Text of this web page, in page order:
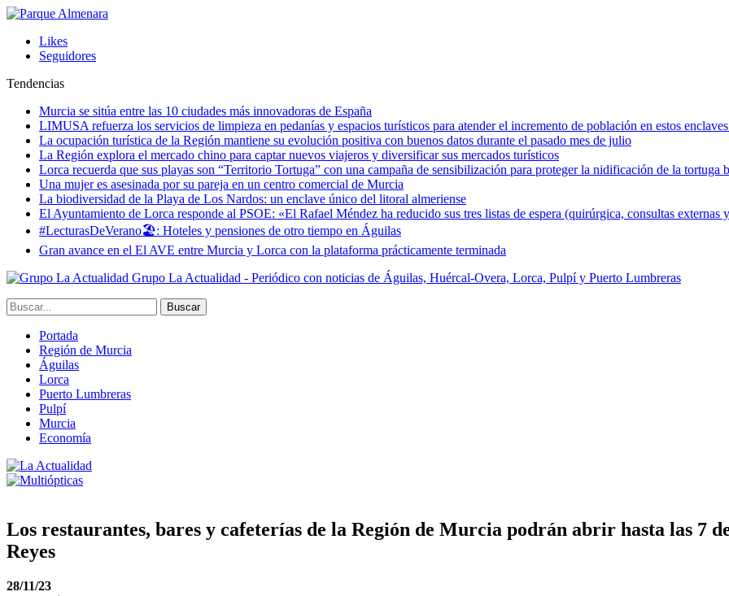
Likes
Seguidores
Tendencias
Murcia se sitúa entre las 10 ciudades más innovadoras de España
LIMUSA refuerza los servicios de limpieza en pedanías y espacios turísticos para atender el incremento de población en estos
La ocupación turística de la Región mantiene su evolución positiva con buenos datos durante el pasado mes de julio
La Región explora el mercado chino para captar nuevos viajeros y diversificar sus mercados turísticos
Lorca recuerda que sus playas son “Territorio Tortuga” con una campaña de sensibilización para proteger la nidificación de la tortuga
Una mujer es asesinada por su pareja en un centro comercial de Murcia
La biodiversidad de la Playa de Los Nardos: un enclave único del litoral almeriense
El Ayuntamiento de Lorca responde al PSOE: «El Rafael Méndez ha reducido sus tres listas de espera (quirúrgica, consultas externas
#LecturasDeVerano🏖: Hoteles y pensiones de otro tiempo en Águilas
Gran avance en el El AVE entre Murcia y Lorca con la plataforma prácticamente terminada
Grupo La Actualidad - Periódico con noticias de Águilas, Huércal-Overa, Lorca, Pulpí y Puerto Lumbreras
Portada
Región de Murcia
Águilas
Lorca
Puerto Lumbreras
Pulpí
Murcia
Economía
Los restaurantes, bares y cafeterías de la Región de Murcia podrán abrir hasta las 7
Reyes
28/11/23